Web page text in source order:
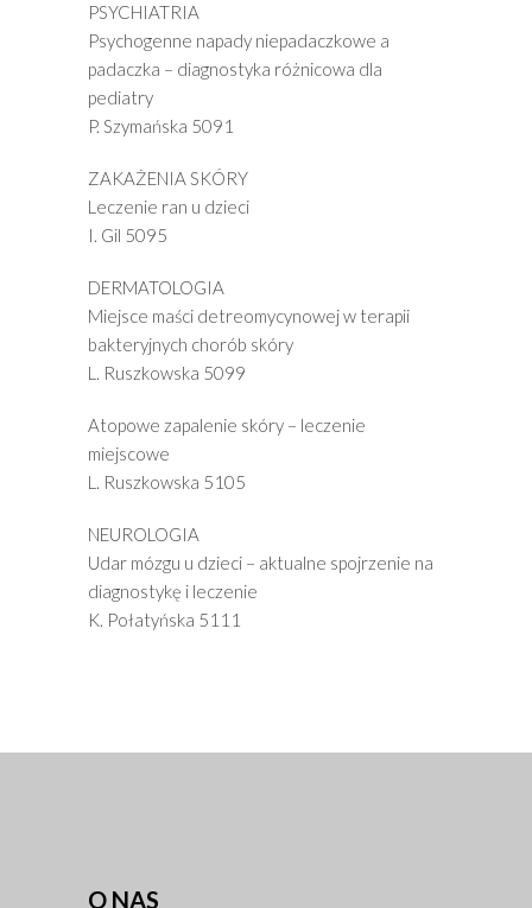
PSYCHIATRIA
Psychogenne napady niepadaczkowe a
padaczka – diagnostyka różnicowa dla
pediatry
P. Szymańska 5091
ZAKAŻENIA SKÓRY
Leczenie ran u dzieci
I. Gil 5095
DERMATOLOGIA
Miejsce maści detreomycynowej w terapii
bakteryjnych chorób skóry
L. Ruszkowska 5099
Atopowe zapalenie skóry – leczenie
miejscowe
L. Ruszkowska 5105
NEUROLOGIA
Udar mózgu u dzieci – aktualne spojrzenie na
diagnostykę i leczenie
K. Połatyńska 5111
O NAS